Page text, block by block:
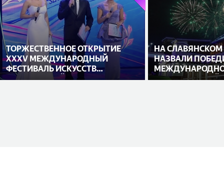
ТОРЖЕСТВЕННОЕ ОТКРЫТИЕ
XXXV МЕЖДУНАРОДНЫЙ
ФЕСТИВАЛЬ ИСКУССТВ
«СЛАВЯНСКИЙ БАЗАР В
НА СЛАВЯНСКОМ
НАЗВАЛИ
ИСПОЛНИТЕЛЕЙ